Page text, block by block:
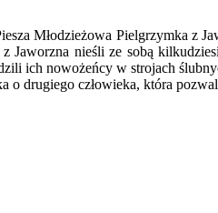
Młodzieżowa Pielgrzymka z
Jaworzna nieśli ze sobą
ich nowożeńcy w strojach
o drugiego człowieka, która